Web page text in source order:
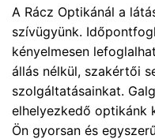
A Rácz Optikánál a
szívügyünk.
kényelmesen
állás nélkül, szakértői
szolgáltatásainkat.
elhelyezkedő optikánk
Ön gyorsan és